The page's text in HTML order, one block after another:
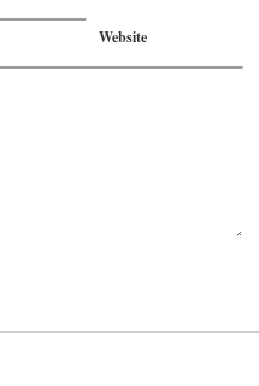
Website